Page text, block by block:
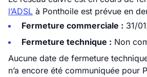
l’ADSL à Ponthoile est prévue en
Fermeture commerciale : 31/
Fermeture technique : Non
Aucune date de fermeture
n’a encore été communiquée pour